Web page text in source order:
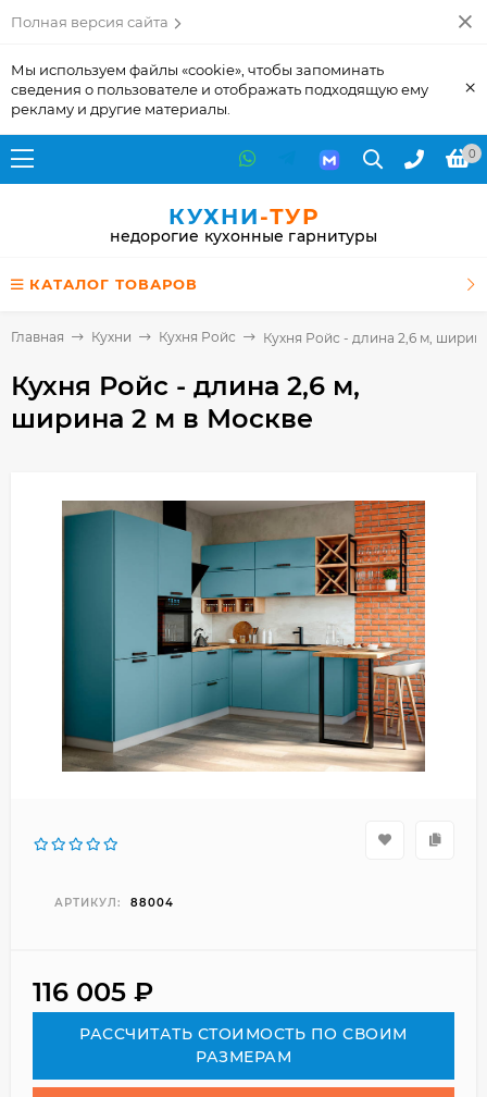
Полная версия сайта
Мы используем файлы «cookie», чтобы запоминать
сведения о пользователе и отображать подходящую ему
рекламу и другие материалы.
×
0
КУХНИ-ТУР
недорогие кухонные гарнитуры
КАТАЛОГ ТОВАРОВ
Главная Кухни Кухня Ройс Кухня Ройс - длина 2,6 м,
Кухня Ройс - длина 2,6 м,
ширина 2 м в Москве
АРТИКУЛ: 88004
116 005 ₽
РАСCЧИТАТЬ СТОИМОСТЬ ПО СВОИМ
РАЗМЕРАМ